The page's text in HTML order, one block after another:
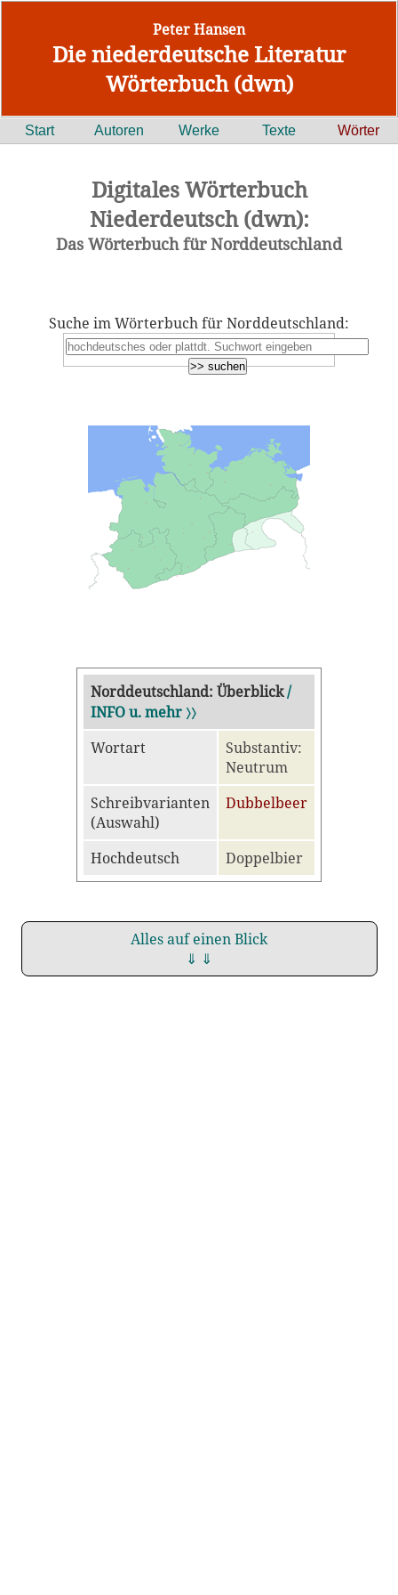
Peter Hansen
Die niederdeutsche Literatur
Wörterbuch (dwn)
Start Autoren Werke Texte Wörter
Digitales Wörterbuch
Niederdeutsch (dwn):
Das Wörterbuch für Norddeutschland
Suche im Wörterbuch für Norddeutschland:
Norddeutschland: Überblick/
INFO u. mehr 〉〉
Wortart
Substantiv:
Neutrum
Schreibvarianten
(Auswahl)
Dubbelbeer
Hochdeutsch Doppelbier
Alles auf einen Blick
⇓ ⇓